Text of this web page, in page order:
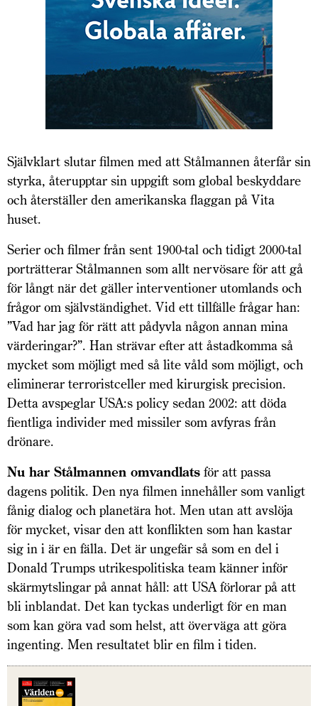
Självklart slutar filmen med att Stålmannen återfår sin
styrka, återupptar sin uppgift som global beskyddare
och återställer den amerikanska flaggan på Vita
huset.
Serier och filmer från sent 1900-tal och tidigt 2000-tal
porträtterar Stålmannen som allt nervösare för att gå
för långt när det gäller interventioner utomlands och
frågor om självständighet. Vid ett tillfälle frågar han:
”Vad har jag för rätt att pådyvla någon annan mina
värderingar?”. Han strävar efter att åstadkomma så
mycket som möjligt med så lite våld som möjligt, och
eliminerar terrorist­celler med kirurgisk precision.
Detta avspeglar USA:s policy sedan 2002: att döda
fientliga individer med missiler som avfyras från
drönare.
Nu har Stålmannen omvandlats för att passa
dagens politik. Den nya filmen innehåller som vanligt
fånig dialog och planetära hot. Men utan att avslöja
för mycket, visar den att konflikten som han kastar
sig in i är en fälla. Det är ungefär så som en del i
Donald Trumps utrikespolitiska team känner inför
skärmytslingar på annat håll: att USA förlorar på att
bli inblandat. Det kan tyckas underligt för en man
som kan göra vad som helst, att överväga att göra
ingenting. Men resultatet blir en film i tiden.